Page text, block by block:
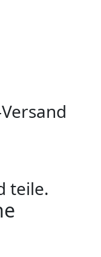
teile.